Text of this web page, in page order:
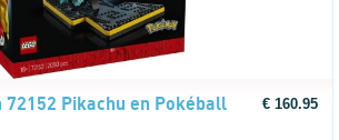
72152 Pikachu en Pokéball € 160.95